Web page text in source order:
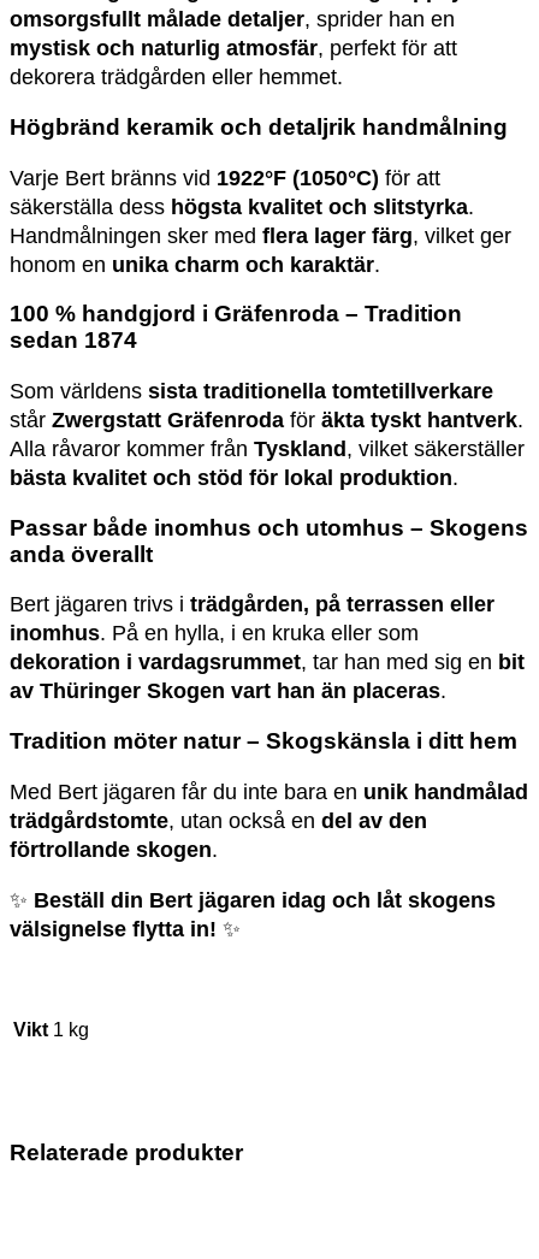
omsorgsfullt målade detaljer, sprider han en
mystisk och naturlig atmosfär, perfekt för att
dekorera trädgården eller hemmet.
Högbränd keramik och detaljrik handmålning
Varje Bert bränns vid 1922°F (1050°C) för att
säkerställa dess högsta kvalitet och slitstyrka.
Handmålningen sker med flera lager färg, vilket ger
honom en unika charm och karaktär.
100 % handgjord i Gräfenroda – Tradition
sedan 1874
Som världens sista traditionella tomtetillverkare
står Zwergstatt Gräfenroda för äkta tyskt hantverk.
Alla råvaror kommer från Tyskland , vilket säkerställer
bästa kvalitet och stöd för lokal produktion.
Passar både inomhus och utomhus – Skogens
anda överallt
Bert jägaren trivs i trädgården, på terrassen eller
inomhus. På en hylla, i en kruka eller som
dekoration i vardagsrummet, tar han med sig en bit
av Thüringer Skogen vart han än placeras.
Tradition möter natur – Skogskänsla i ditt hem
Med Bert jägaren får du inte bara en unik handmålad
trädgårdstomte, utan också en del av den
förtrollande skogen.
✨ Beställ din Bert jägaren idag och låt skogens
välsignelse flytta in! ✨
Vikt 1 kg
Relaterade produkter